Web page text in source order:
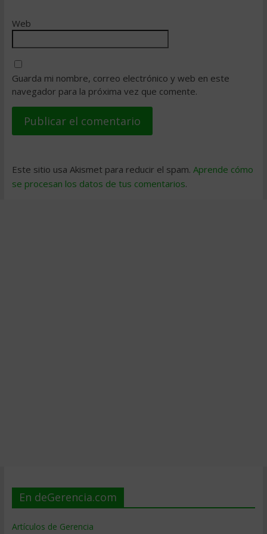
Web
Guarda mi nombre, correo electrónico y web en este
navegador para la próxima vez que comente.
Este sitio usa Akismet para reducir el spam. Aprende cómo
se procesan los datos de tus comentarios.
En deGerencia.com
Artículos de Gerencia